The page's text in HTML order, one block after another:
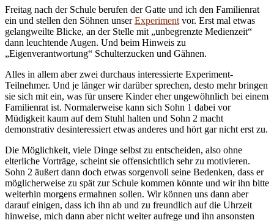
Freitag nach der Schule berufen der Gatte und ich den Familienrat
ein und stellen den Söhnen unserExperiment vor. Erst mal etwas
gelangweilte Blicke, an der Stelle mit „unbegrenzte Medienzeit“
dann leuchtende Augen. Und beim Hinweis zu
„Eigenverantwortung“ Schulterzucken und Gähnen.
Alles in allem aber zwei durchaus interessierte Experiment-
Teilnehmer. Und je länger wir darüber sprechen, desto mehr bringen
sie sich mit ein, was für unsere Kinder eher ungewöhnlich bei einem
Familienrat ist. Normalerweise kann sich Sohn 1 dabei vor
Müdigkeit kaum auf dem Stuhl halten und Sohn 2 macht
demonstrativ desinteressiert etwas anderes und hört gar nicht erst zu.
Die Möglichkeit, viele Dinge selbst zu entscheiden, also ohne
elterliche Vorträge, scheint sie offensichtlich sehr zu motivieren.
Sohn 2 äußert dann doch etwas sorgenvoll seine Bedenken, dass er
möglicherweise zu spät zur Schule kommen könnte und wir ihn bitte
weiterhin morgens ermahnen sollen. Wir können uns dann aber
darauf einigen, dass ich ihn ab und zu freundlich auf die Uhrzeit
hinweise, mich dann aber nicht weiter aufrege und ihn ansonsten